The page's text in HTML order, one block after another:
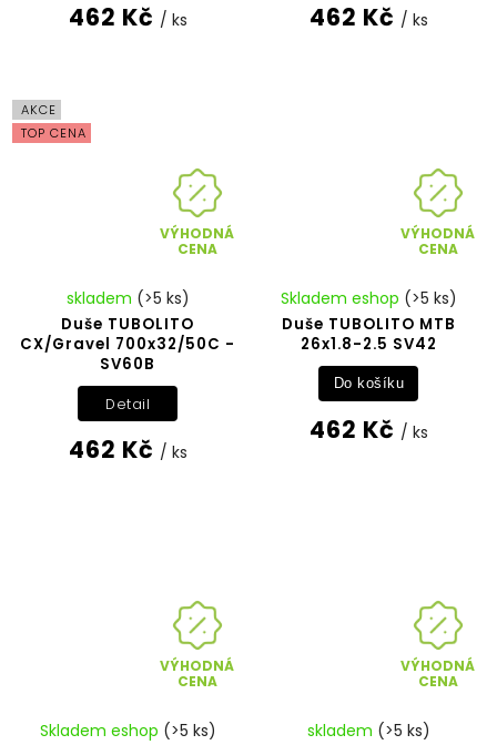
462 Kč / ks 462 Kč / ks
AKCE
TOP CENA
VÝHODNÁ
CENA
Duše TUBOLITO
CX/Gravel 700x32/50C -
SV60B
skladem (>5 ks)
462 Kč / ks
Detail
VÝHODNÁ
CENA
Duše TUBOLITO MTB
26x1.8-2.5 SV42
Skladem eshop (>5 ks)
462 Kč / ks
Do košíku
VÝHODNÁ
CENA
Skladem eshop (>5 ks)
VÝHODNÁ
CENA
skladem (>5 ks)